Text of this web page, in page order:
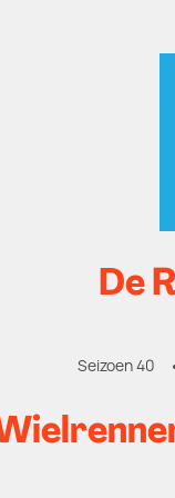
De
Seizoen 40